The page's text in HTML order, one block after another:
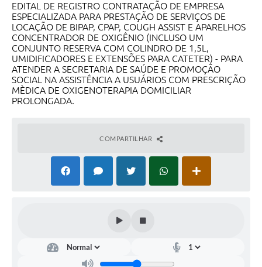
EDITAL DE REGISTRO CONTRATAÇÃO DE EMPRESA
ESPECIALIZADA PARA PRESTAÇÃO DE SERVIÇOS DE
LOCAÇÃO DE BIPAP, CPAP, COUGH ASSIST E APARELHOS
CONCENTRADOR DE OXIGÊNIO (INCLUSO UM
CONJUNTO RESERVA COM COLINDRO DE 1,5L,
UMIDIFICADORES E EXTENSÕES PARA CATETER) - PARA
ATENDER A SECRETARIA DE SAÚDE E PROMOÇÃO
SOCIAL NA ASSISTÊNCIA A USUÁRIOS COM PRESCRIÇÃO
MÈDICA DE OXIGENOTERAPIA DOMICILIAR
PROLONGADA.
COMPARTILHAR